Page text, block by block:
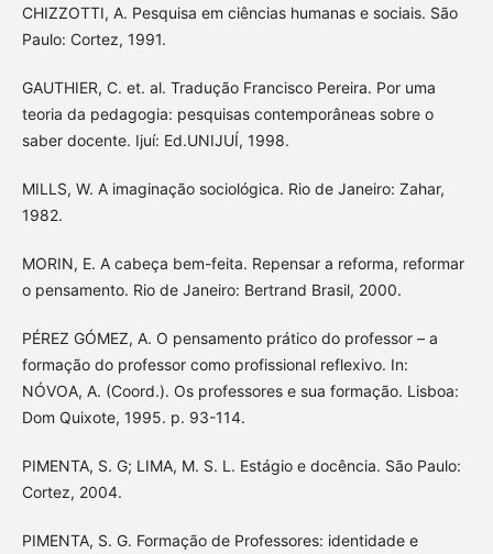
CHIZZOTTI, A. Pesquisa em ciências humanas e sociais. São
Paulo: Cortez, 1991.
GAUTHIER, C. et. al. Tradução Francisco Pereira. Por uma
teoria da pedagogia: pesquisas contemporâneas sobre o
saber docente. Ijuí: Ed.UNIJUÍ, 1998.
MILLS, W. A imaginação sociológica. Rio de Janeiro: Zahar,
1982.
MORIN, E. A cabeça bem-feita. Repensar a reforma, reformar
o pensamento. Rio de Janeiro: Bertrand Brasil, 2000.
PÉREZ GÓMEZ, A. O pensamento prático do professor – a
formação do professor como profissional reflexivo. In:
NÓVOA, A. (Coord.). Os professores e sua formação. Lisboa:
Dom Quixote, 1995. p. 93-114.
PIMENTA, S. G; LIMA, M. S. L. Estágio e docência. São Paulo:
Cortez, 2004.
PIMENTA, S. G. Formação de Professores: identidade e